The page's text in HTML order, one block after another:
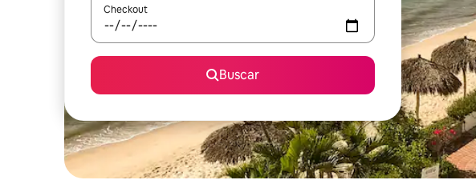
Checkout
Buscar